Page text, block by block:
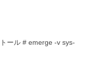
ール # emerge -v sys-